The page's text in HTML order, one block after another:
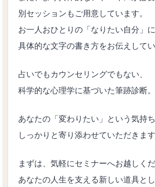
別セッションもご用意しています。
お一人おひとりの「なりたい自分」に
具体的な文字の書き方をお伝えしてい
占いでもカウンセリングでもない、
科学的な心理学に基づいた筆跡診断。
あなたの「変わりたい」という気持ち
しっかりと寄り添わせていただきます
まずは、気軽にセミナーへお越しくだ
あなたの人生を支える新しい道具とし